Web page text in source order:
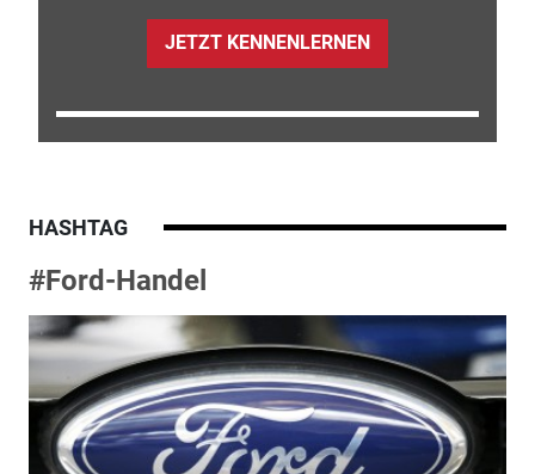
JETZT KENNENLERNEN
HASHTAG
#Ford-Handel